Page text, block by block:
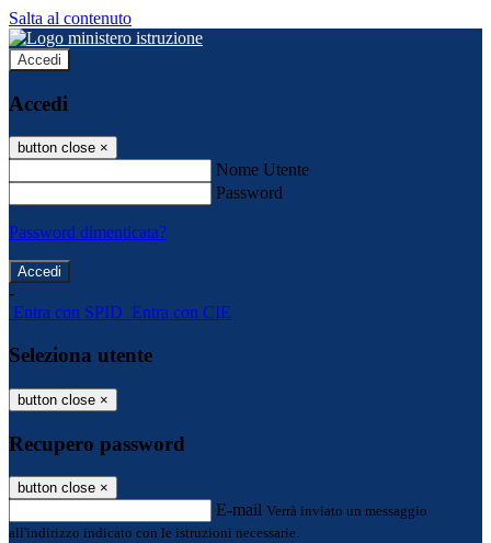
Salta al contenuto
Accedi
Accedi
button close ×
Nome Utente
Password
Password dimenticata?
-
Entra con SPID Entra con CIE
Seleziona utente
button close ×
Recupero password
button close ×
E-mail Verrà inviato un messaggio
all'indirizzo indicato con le istruzioni necessarie.